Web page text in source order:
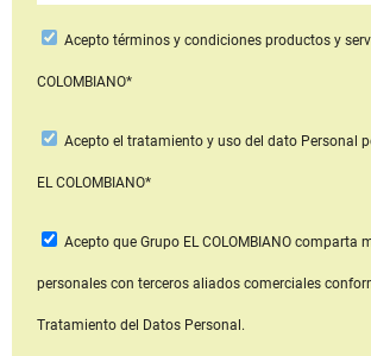
Aceptotérminos y condiciones productos y
COLOMBIANO*
Acepto el tratamiento y uso del dato Personal
EL COLOMBIANO*
Acepto que Grupo EL COLOMBIANOcomparta
personales con terceros aliados comerciales
Tratamiento del Datos Personal.